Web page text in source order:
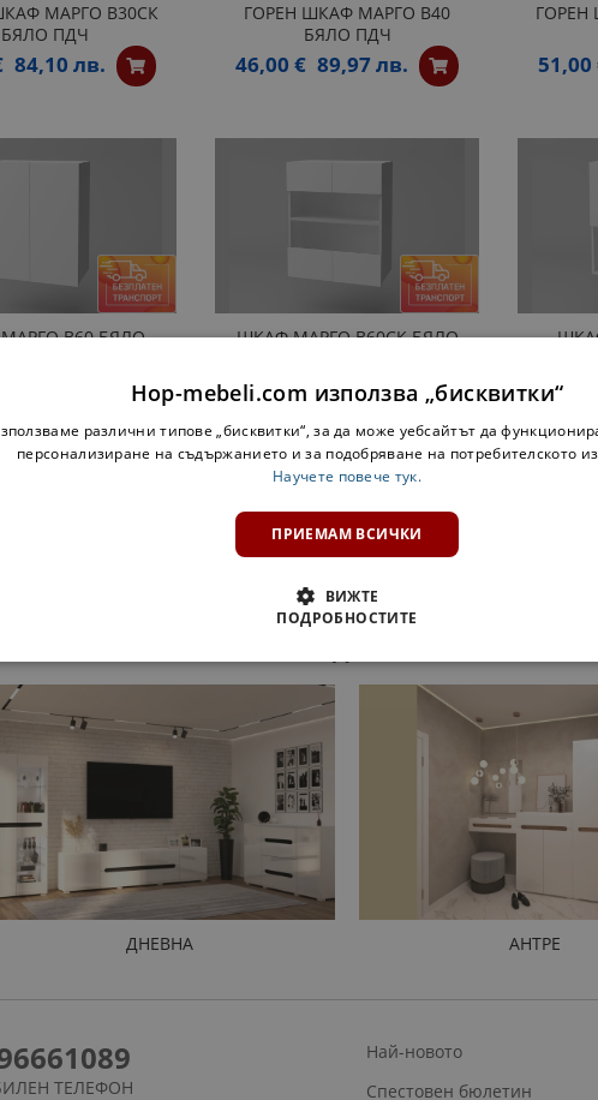
МАРГО B30СК
БЯЛО ПДЧ
84,10 лв.
ГОРЕН ШКАФ МАРГО B40
БЯЛО ПДЧ
46,00 € 89,97 лв.
ГОРЕН
51,00
B60 БЯЛО
123,22 лв.
ШКАФ МАРГО B60СК БЯЛО
68,00 € 133,00 лв.
1 2 3
ДНЕВНА АНТРЕ
ТЕЛЕФОН
Най-новото
Спестовен бюлетин
Hop-mebeli.com използва „бисквитки“
различни типове „бисквитки“, за да може уебсайтът да
персонализиране на съдържанието и за подобряване на потребителското
Научете повече тук.
ПРИЕМАМ ВСИЧКИ
ВИЖТЕ
ПОДРОБНОСТИТЕ